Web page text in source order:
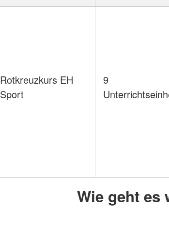
Rotkreuzkurs EH
Sport
9
Wie geht es